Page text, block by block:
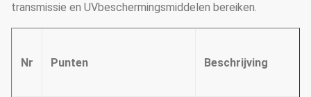
transmissie en UVbeschermingsmiddelen bereiken.
Nr Punten Beschrijving